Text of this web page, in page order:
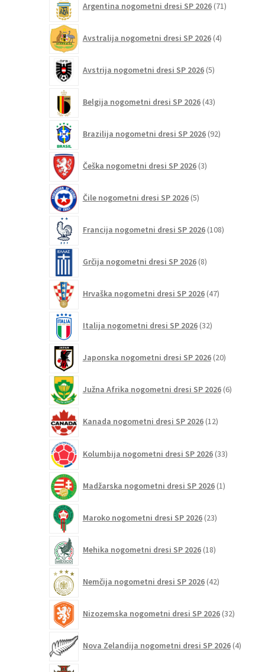
Argentina nogometni dresi SP 2026 71izdelkov
Avstralija nogometni dresi SP 2026 4izdelki
Avstrija nogometni dresi SP 2026 5izdelkov
Belgija nogometni dresi SP 2026 43izdelkov
Brazilija nogometni dresi SP 2026 92izdelkov
Češka nogometni dresi SP 2026 3izdelki
Čile nogometni dresi SP 2026 5izdelkov
Francija nogometni dresi SP 2026 108izdelkov
Grčija nogometni dresi SP 2026 8izdelkov
Hrvaška nogometni dresi SP 2026 47izdelkov
Italija nogometni dresi SP 2026 32izdelkov
Japonska nogometni dresi SP 2026 20izdelkov
Južna Afrika nogometni dresi SP 2026 6izdelkov
Kanada nogometni dresi SP 2026 12izdelkov
Kolumbija nogometni dresi SP 2026 33izdelkov
Madžarska nogometni dresi SP 2026 1izdelek
Maroko nogometni dresi SP 2026 23izdelkov
Mehika nogometni dresi SP 2026 18izdelkov
Nemčija nogometni dresi SP 2026 42izdelkov
Nizozemska nogometni dresi SP 2026 32izdelkov
Nova Zelandija nogometni dresi SP 2026 4izdelki